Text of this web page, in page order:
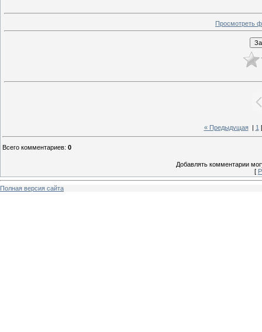
Просмотреть
« Предыдущая| 1 [
Всего комментариев: 0
Добавлять комментарии
[
Полная версия сайта